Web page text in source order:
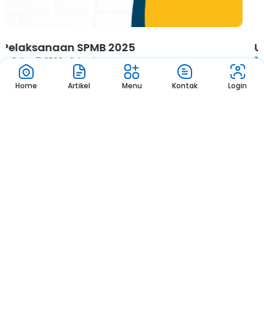
Ujian Sekolah TA. 2024/2025
Ruang Kelas 07.00 - Selesai
Home Artikel Menu Kontak Login